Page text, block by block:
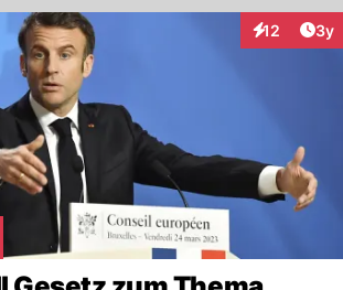
12 3y